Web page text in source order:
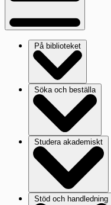
På biblioteket
Söka och beställa
Studera akademiskt
Stöd och handledning